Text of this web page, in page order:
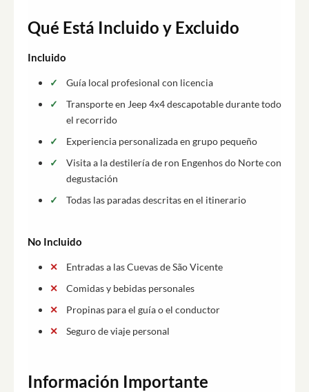
Qué Está Incluido y Excluido
Incluido
Guía local profesional con licencia
Transporte en Jeep 4x4 descapotable durante todo
el recorrido
Experiencia personalizada en grupo pequeño
Visita a la destilería de ron Engenhos do Norte con
degustación
Todas las paradas descritas en el itinerario
No Incluido
Entradas a las Cuevas de São Vicente
Comidas y bebidas personales
Propinas para el guía o el conductor
Seguro de viaje personal
Información Importante